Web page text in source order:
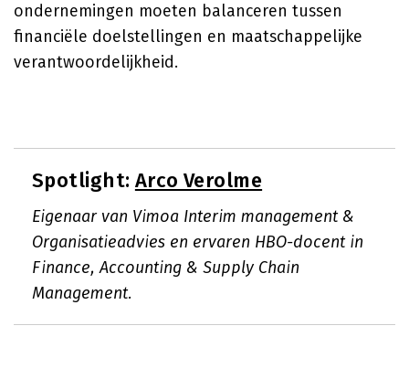
ondernemingen moeten balanceren tussen
financiële doelstellingen en maatschappelijke
verantwoordelijkheid.
Spotlight: Arco Verolme
Eigenaar van Vimoa Interim management &
Organisatieadvies en ervaren HBO-docent in
Finance, Accounting & Supply Chain
Management.